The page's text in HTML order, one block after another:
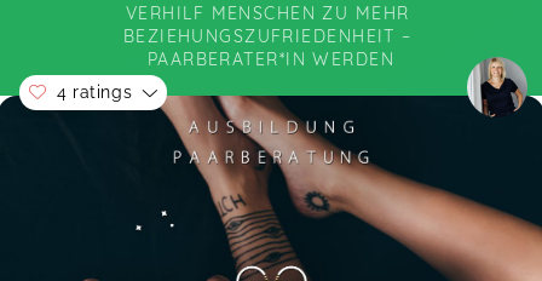
VERHILF MENSCHEN ZU MEHR
BEZIEHUNGSZUFRIEDENHEIT –
PAARBERATER*IN WERDEN
Soon you will learn more about me here...
4 ratings
Wow, Paarberaterinnen 2022 wir sind großartig!
Ich hatte ein tolles Jahr und freue mich in
Zukunft vielen Paaren auf ihrem Weg der
Lösungsfinung begleitend zur Seite stehen zu
können. Marga hat mir wissen über systemische